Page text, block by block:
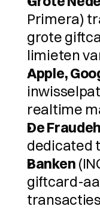
Primera)
grote
limieten
Apple,
realtime
De
dedicated
Banken
giftcard-